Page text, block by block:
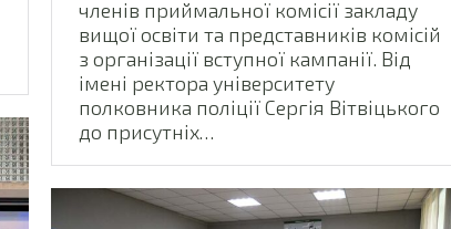
членів приймальної комісії закладу
вищої освіти та представників комісій
з організації вступної кампанії. Від
імені ректора університету
полковника поліції Сергія Вітвіцького
до присутніх…